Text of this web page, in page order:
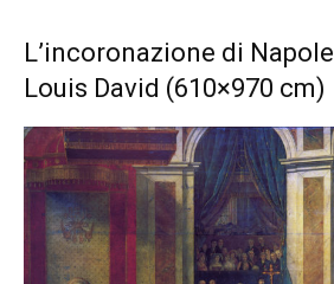
L’incoronazione di
Louis David (610×970 cm)